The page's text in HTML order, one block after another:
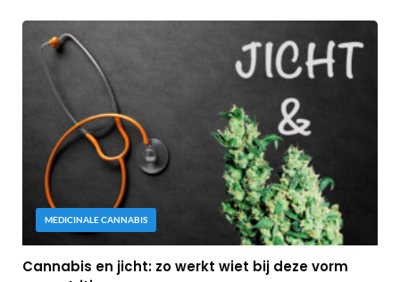
MEDICINALE CANNABIS
Cannabis en jicht: zo werkt wiet bij deze vorm